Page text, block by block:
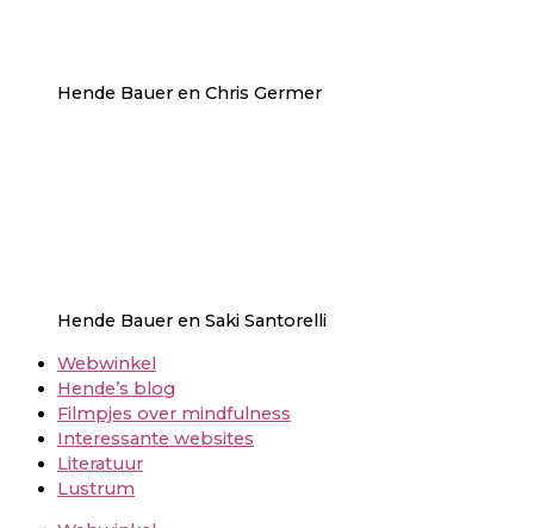
Hende Bauer en Chris Germer
Hende Bauer en Saki Santorelli
Webwinkel
Hende’s blog
Filmpjes over mindfulness
Interessante websites
Literatuur
Lustrum